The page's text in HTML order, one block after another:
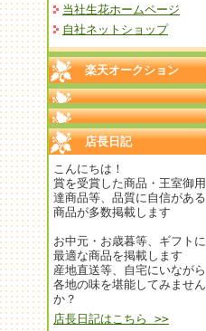
当社生花ホームページ
自社ネットショップ
楽天オークション
店長日記
こんにちは！
賞を受賞した商品・王室御用
達商品等、品質に自信がある
商品が多数掲載します
お中元・お歳暮等、ギフトに
最適な商品を掲載します
産地直送等、自宅にいながら
各地の味を堪能してみません
か？
店長日記はこちら >>